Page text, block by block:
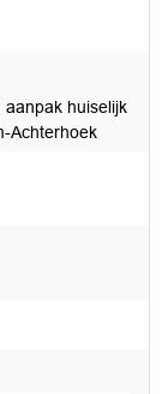
aanpak huiselijk
Achterhoek